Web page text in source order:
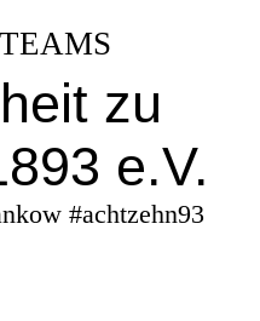
zu
e.V.
#achtzehn93